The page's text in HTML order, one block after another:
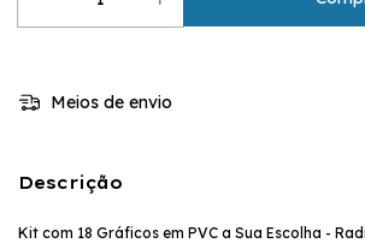
Meios de envio
Descrição
Kit com 18 Gráficos em PVC a Sua Escolha -